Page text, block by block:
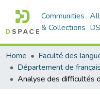
Communities
& Collections
Home